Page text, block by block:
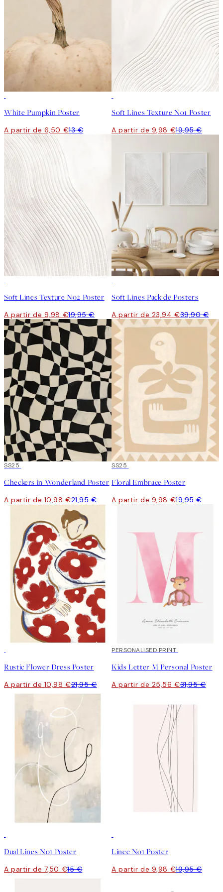
White Pumpkin Poster
A partir de 6,50 €13 €
Soft Lines Texture No1 Poster
A partir de 9,98 €19,95 €
Soft Lines Texture No2 Poster
A partir de 9,98 €19,95 €
Soft Lines Pack de Posters
A partir de 23,94 €39,90 €
50%*
SS25
Checkers in Wonderland Poster
A partir de 10,98 €21,95 €
50%*
SS25
Floral Embrace Poster
A partir de 9,98 €19,95 €
Rustic Flower Dress Poster
A partir de 10,98 €21,95 €
20%*
PERSONALISED PRINT
Kids Letter M Personal Poster
A partir de 25,56 €31,95 €
Dual Lines No1 Poster
A partir de 7,50 €15 €
Linee No1 Poster
A partir de 9,98 €19,95 €